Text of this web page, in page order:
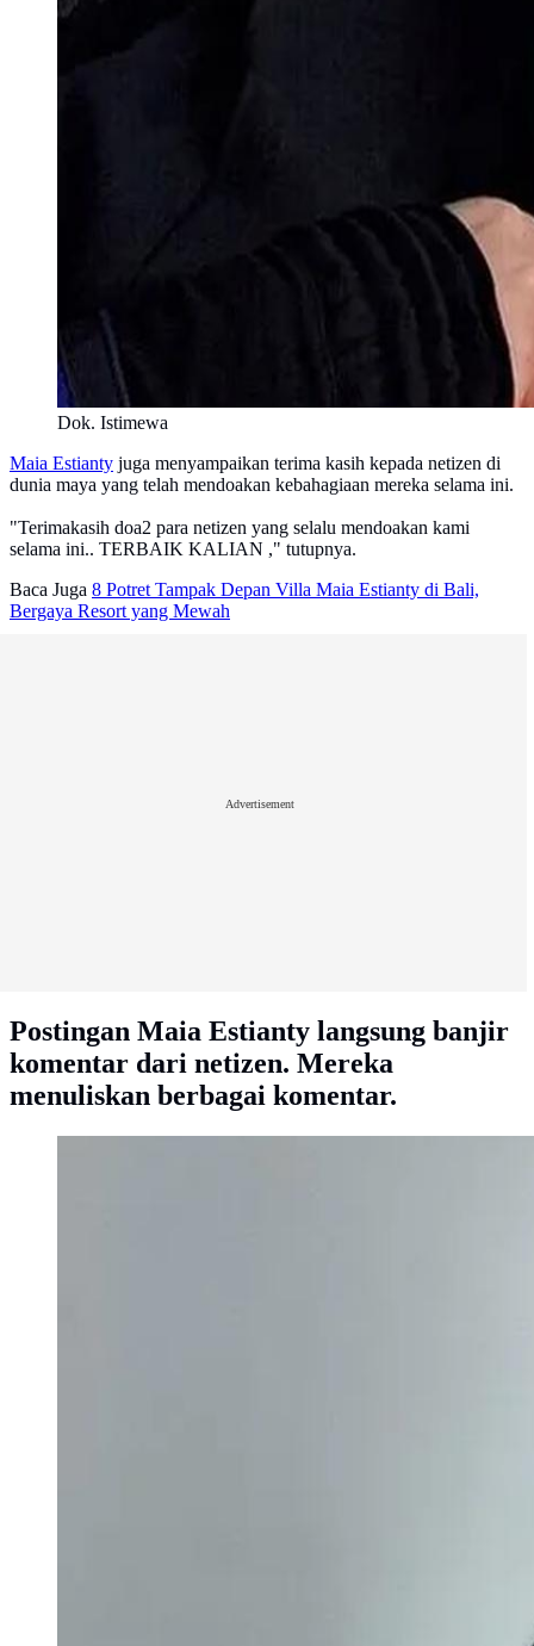
Dok. Istimewa
Maia Estianty juga menyampaikan terima kasih kepada netizen di
dunia maya yang telah mendoakan kebahagiaan mereka selama ini.
"Terimakasih doa2 para netizen yang selalu mendoakan kami
selama ini.. TERBAIK KALIAN ," tutupnya.
Baca Juga 8 Potret Tampak Depan Villa Maia Estianty di Bali,
Bergaya Resort yang Mewah
Advertisement
Postingan Maia Estianty langsung banjir
komentar dari netizen. Mereka
menuliskan berbagai komentar.